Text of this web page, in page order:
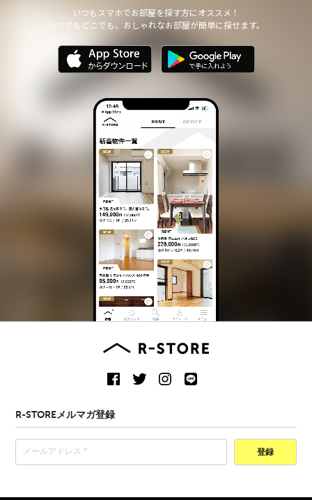
いつもスマホでお部屋を探す方にオススメ！
いつでもどこでも、おしゃれなお部屋が簡単に探せます。
R-STOREメルマガ登録
登録